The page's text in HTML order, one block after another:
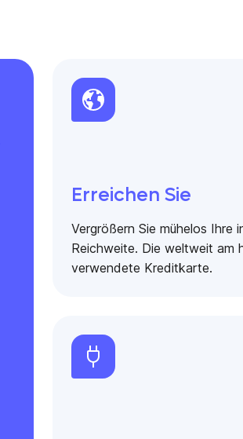
Erreichen Sie
Vergrößern Sie mühelos Ihre
Reichweite. Die weltweit am
verwendete Kreditkarte.